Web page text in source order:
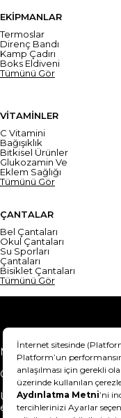
EKİPMANLAR
Termoslar
Direnç Bandı
Kamp Çadırı
Boks Eldiveni
Tümünü Gör
VİTAMİNLER
C Vitamini
Bağışıklık
Bitkisel Ürünler
Glukozamin Ve
Eklem Sağlığı
Tümünü Gör
ÇANTALAR
Bel Çantaları
Okul Çantaları
Su Sporları
Çantaları
Bisiklet Çantaları
Tümünü Gör
Mesafeli Satış
Gizlilik Sözleşmesi
Ürünümü nasıl iade
edebilirim?